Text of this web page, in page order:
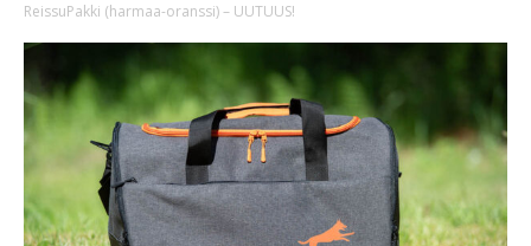
ReissuPakki (harmaa-oranssi) – UUTUUS!